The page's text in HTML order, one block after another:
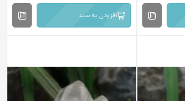
افزودن به سبد